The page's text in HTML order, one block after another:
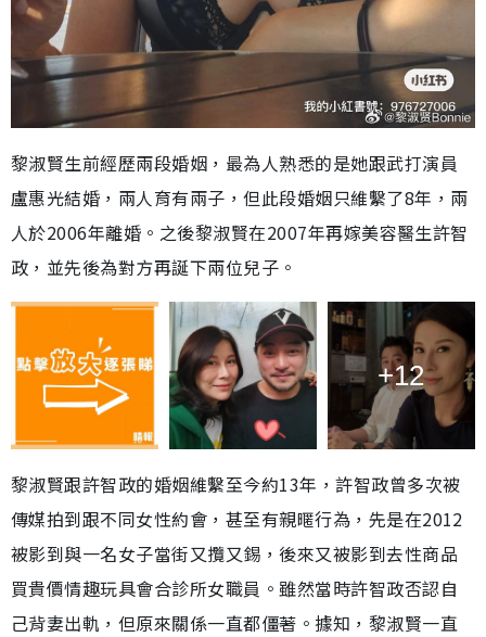
黎淑賢生前經歷兩段婚姻，最為人熟悉的是她跟武打演員
盧惠光結婚，兩人育有兩子，但此段婚姻只維繫了8年，兩
人於2006年離婚。之後黎淑賢在2007年再嫁美容醫生許智
政，並先後為對方再誕下兩位兒子。
+12
黎淑賢跟許智政的婚姻維繫至今約13年，許智政曾多次被
傳媒拍到跟不同女性約會，甚至有親暱行為，先是在2012
被影到與一名女子當街又攬又錫，後來又被影到去性商品
買貴價情趣玩具會合診所女職員。雖然當時許智政否認自
己背妻出軌，但原來關係一直都僵著。據知，黎淑賢一直